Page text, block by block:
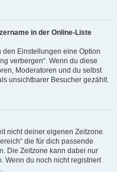
in der Online-Liste
den Einstellungen eine Option
verbergen“. Wenn du diese
Moderatoren und du selbst
unsichtbarer Besucher gezählt.
nicht deiner eigenen Zeitzone.
die für dich passende
Die Zeitzone kann dabei nur
Wenn du noch nicht registriert